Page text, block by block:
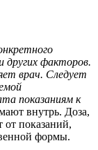
других факторов.
врач. Следует
показаниям к
внутрь. Доза,
от показаний,
формы.